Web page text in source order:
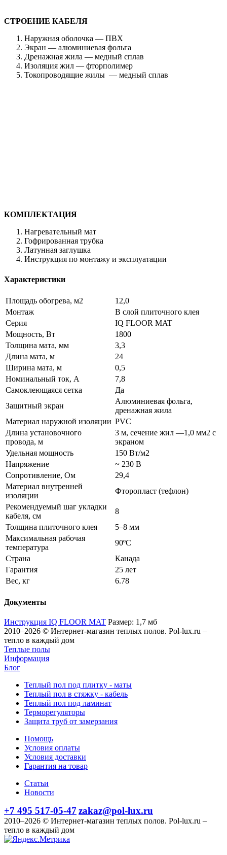
СТРОЕНИЕ КАБЕЛЯ
Наружная оболочка — ПВХ
Экран — алюминиевая фольга
Дренажная жила — медный сплав
Изоляция жил — фторполимер
Токопроводящие жилы — медный сплав
КОМПЛЕКТАЦИЯ
Нагревательный мат
Гофрированная трубка
Латунная заглушка
Инструкция по монтажу и эксплуатации
Характеристики
Площадь обогрева, м2
12,0
Монтаж
В слой плиточного клея
Серия
IQ FLOOR MAT
Мощность, Вт
1800
Толщина мата, мм
3,3
Длина мата, м
24
Ширина мата, м
0,5
Номинальный ток, А
7,8
Самоклеющаяся сетка
Да
Защитный экран
Алюминиевая фольга,
дренажная жила
Материал наружной изоляции PVC
Длина установочного
провода, м
3 м, сечение жил —1,0 мм2 с
экраном
Удельная мощность
150 Вт/м2
Напряжение
~ 230 В
Сопротивление, Ом
29,4
Материал внутренней
изоляции
Фторопласт (тефлон)
Рекомендуемый шаг укладки
кабеля, см
8
Толщина плиточного клея
5–8 мм
Максимальная рабочая
температура
90ºС
Страна
Канада
Гарантия
25 лет
Вес, кг
6.78
Документы
Инструкция IQ FLOOR MAT Размер: 1,7 мб
2010–2026 © Интернет-магазин теплых полов. Pol-lux.ru –
тепло в каждый дом
Теплые полы
Информация
Блог
Теплый пол под плитку - маты
Теплый пол в стяжку - кабель
Теплый пол под ламинат
Терморегуляторы
Защита труб от замерзания
Помощь
Условия оплаты
Условия доставки
Гарантия на товар
Статьи
Новости
+7 495 517-05-47 zakaz@pol-lux.ru
2010–2026 © Интернет-магазин теплых полов. Pol-lux.ru –
тепло в каждый дом